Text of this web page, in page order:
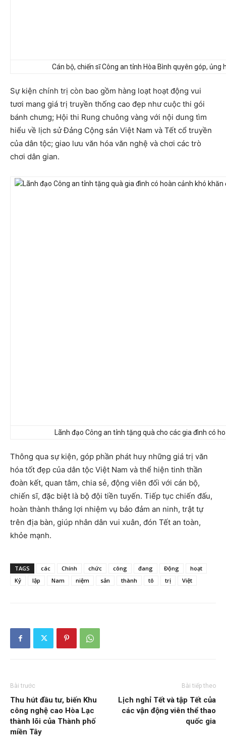
Cán bộ, chiến sĩ Công an tỉnh Hòa Bình quyên góp, ủng
Sự kiện chính trị còn bao gồm hàng loạt hoạt động vui
tươi mang giá trị truyền thống cao đẹp như cuộc thi gói
bánh chưng; Hội thi Rung chuông vàng với nội dung tìm
hiểu về lịch sử Đảng Cộng sản Việt Nam và Tết cổ truyền
của dân tộc; giao lưu văn hóa văn nghệ và chơi các trò
chơi dân gian.
Lãnh đạo Công an tỉnh tặng quà cho các gia đình có
Thông qua sự kiện, góp phần phát huy những giá trị văn
hóa tốt đẹp của dân tộc Việt Nam và thể hiện tinh thần
đoàn kết, quan tâm, chia sẻ, động viên đối với cán bộ,
chiến sĩ, đặc biệt là bộ đội tiền tuyến. Tiếp tục chiến đấu,
hoàn thành thắng lợi nhiệm vụ bảo đảm an ninh, trật tự
trên địa bàn, giúp nhân dân vui xuân, đón Tết an toàn,
khỏe mạnh.
TAGS các Chính chức công đang Động
hoạt
Kỷ
lập Nam niệm sản thành tô trị Việt
Bài trước
Thu hút đầu tư, biến Khu
công nghệ cao Hòa Lạc
thành lõi của Thành phố
miền Tây
Bài tiếp theo
Lịch nghỉ Tết và tập Tết của
các vận động viên thể thao
quốc gia